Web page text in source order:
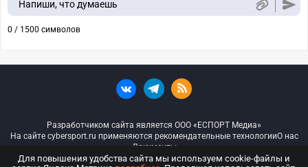
Напиши, что думаешь
0 / 1500 символов
Разработчиком сайта является ООО «ЕСПОРТ Медиа»
На сайте cybersport.ru применяются рекомендательные технологииО нас
Документы
Для повышения удобства сайта мы используем cookie-файлы и